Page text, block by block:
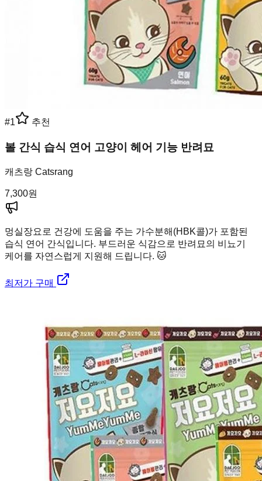
#1 추천
볼 간식 습식 연어 고양이 헤어 기능 반려묘
캐츠랑 Catsrang
7,300원
멍실장요로 건강에 도움을 주는 가수분해(HBK콜)가 포함된
습식 연어 간식입니다. 부드러운 식감으로 반려묘의 비뇨기
케어를 자연스럽게 지원해 드립니다. 🐱
최저가 구매